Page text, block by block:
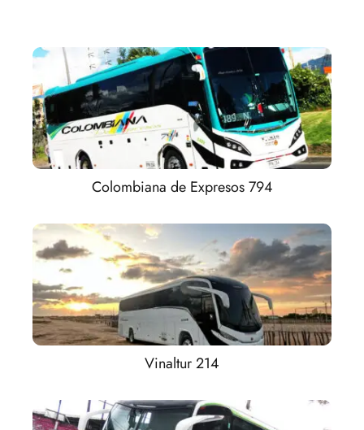
Colombiana de Expresos 794
Vinaltur 214